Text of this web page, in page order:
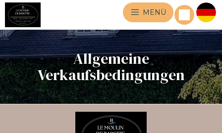
MENÜ
Allgemeine
Verkaufsbedingungen